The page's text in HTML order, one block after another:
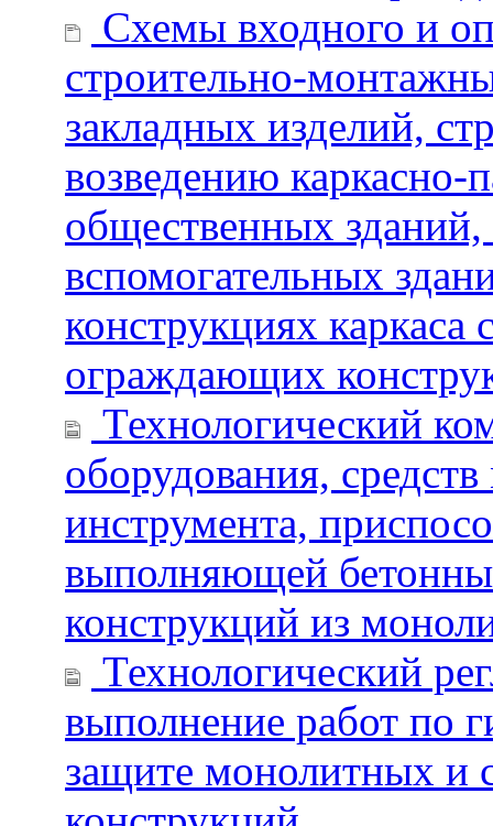
Схемы входного и
строительно-
закладных изделий,
возведению
общественных
вспомогательных
конструкциях
ограждающих
Технологический
оборудования,
инструмента,
выполняющей
конструкций из
Технологический
выполнение работ по
защите монолитных и